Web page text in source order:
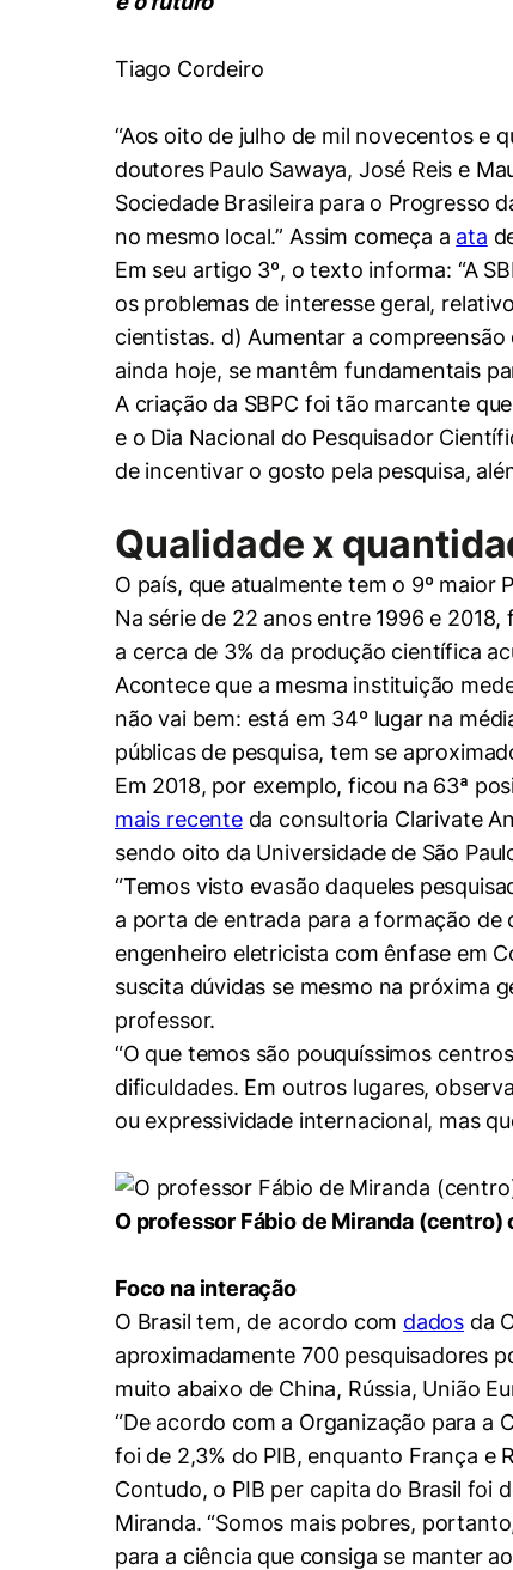
Conhecimento
Empreendedorismo
Trabalhe conosco
Sala de Imprensa
Seminários Acadêmicos
Comitê de Ética em
Pesquisa
Tiago Cordeiro
“Aos oito de julho de mil novecentos e
doutores Paulo Sawaya, José Reis e
Sociedade Brasileira para o Progresso
no mesmo local.” Assim começa a ata
Em seu artigo 3º, o texto informa: “A
os problemas de interesse geral,
cientistas. d) Aumentar a
ainda hoje, se mantêm fundamentais
A criação da SBPC foi tão marcante
e o Dia Nacional do Pesquisador
de incentivar o gosto pela pesquisa,
Qualidade x
O país, que atualmente tem o 9º maior
Na série de 22 anos entre 1996 e
a cerca de 3% da produção científica
Acontece que a mesma instituição
não vai bem: está em 34º lugar na
públicas de pesquisa, tem se
Em 2018, por exemplo, ficou na 63ª
mais recenteda consultoria Clarivate
sendo oito da Universidade de São
“Temos visto evasão daqueles
a porta de entrada para a formação de
engenheiro eletricista com ênfase em
suscita dúvidas se mesmo na próxima
professor.
“O que temos são pouquíssimos
dificuldades. Em outros lugares,
ou expressividade internacional, mas
O professor Fábio de Miranda (centro)
Foco na interação
O Brasil tem, de acordo com dados da
aproximadamente 700 pesquisadores
muito abaixo de China, Rússia, União
“De acordo com a Organização para a
foi de 2,3% do PIB, enquanto França e
Contudo, o PIB per capita do Brasil foi
Miranda. “Somos mais pobres,
para a ciência que consiga se manter
Cookies
Cookies de